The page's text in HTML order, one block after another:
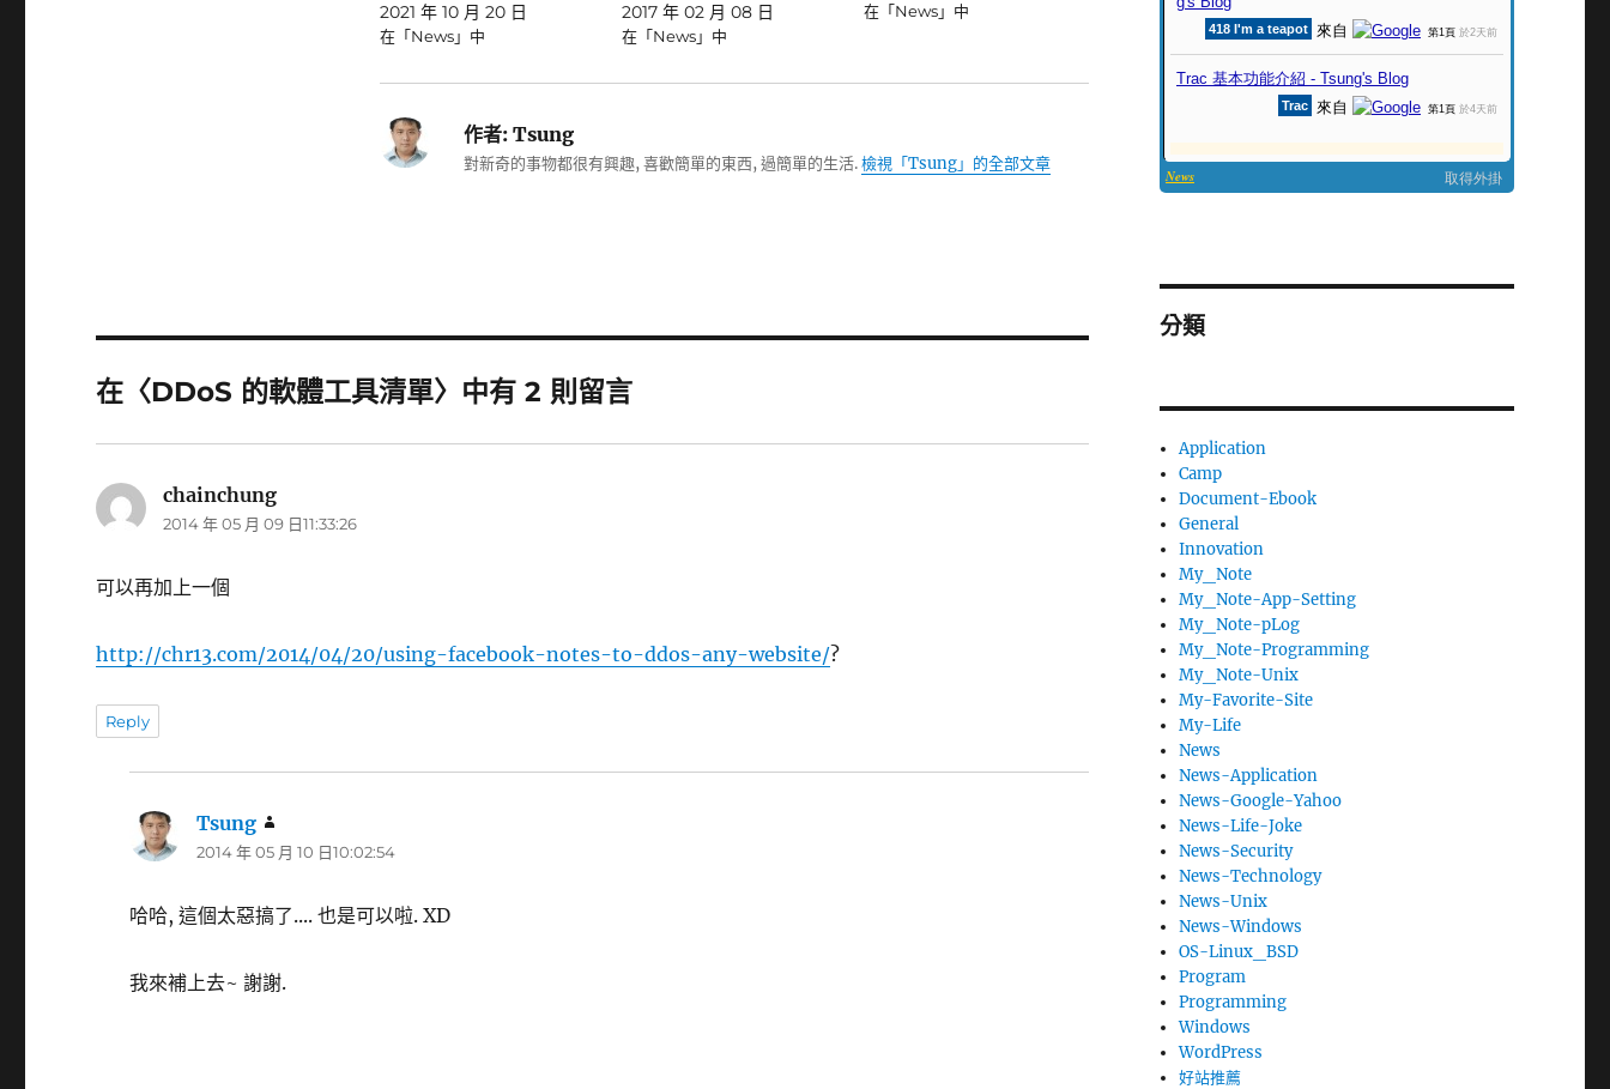
2021 年 10 月 20 日
在「News」中
2017 年 02 月 08 日
在「News」中
在「News」中
作者:Tsung
對新奇的事物都很有興趣, 喜歡簡單的東西, 過簡單的生活.檢視「Tsung」的全部文章
在〈DDoS 的軟體工具清單〉中有 2 則留言
chainchung
示:
2014 年 05 月 09 日11:33:26
可以再加上一個
http://chr13.com/2014/04/20/using-facebook-notes-to-ddos-any-website/?
Reply
Tsung
示:
2014 年 05 月 10 日10:02:54
哈哈, 這個太惡搞了.... 也是可以啦. XD
我來補上去~ 謝謝.
分類
Application
Camp
Document-Ebook
General
Innovation
My_Note
My_Note-App-Setting
My_Note-pLog
My_Note-Programming
My_Note-Unix
My-Favorite-Site
My-Life
News
News-Application
News-Google-Yahoo
News-Life-Joke
News-Security
News-Technology
News-Unix
News-Windows
OS-Linux_BSD
Program
Programming
Windows
WordPress
好站推薦